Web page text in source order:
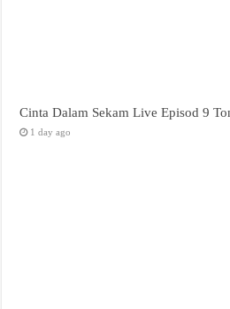
Cinta Dalam Sekam Live Episod 9
1 day ago